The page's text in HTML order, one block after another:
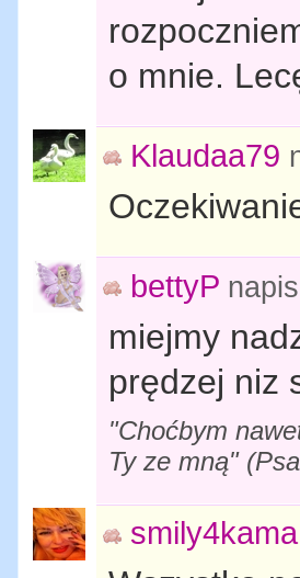
o mnie.
Klaudaa79
bettyP
miejmy
prędzej niz
"Choćbym
Ty ze mną"
smily4kama